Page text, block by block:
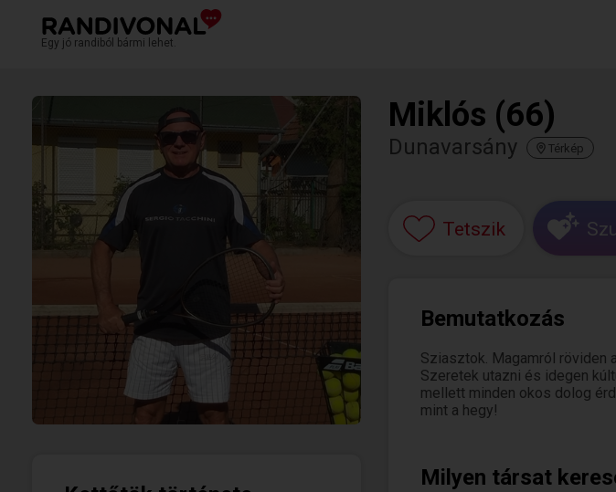
Egy jó randiból bármi lehet.
Miklós (66)
Dunavarsány Térkép
Tetszik
Bemutatkozás
Sziasztok. Magamról röviden
Szeretek utazni és idegen
mellett minden okos dolog
mint a hegy!
Milyen társat